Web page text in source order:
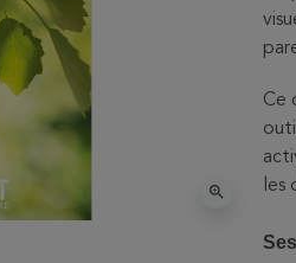
zoom_in
Ce
les